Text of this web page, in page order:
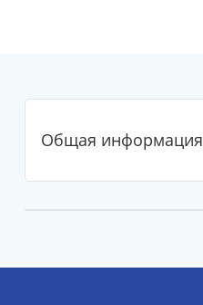
Общая информация